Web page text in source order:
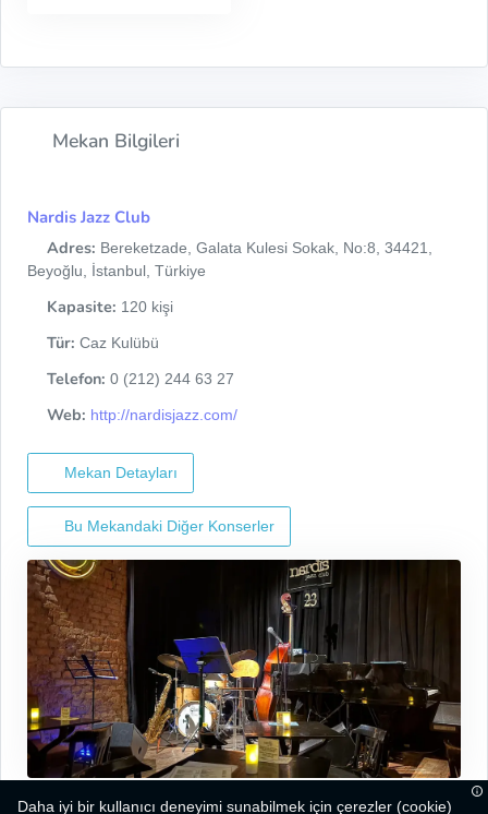
Mekan Bilgileri
Nardis Jazz Club
Adres: Bereketzade, Galata Kulesi Sokak, No:8, 34421,
Beyoğlu, İstanbul, Türkiye
Kapasite: 120 kişi
Tür: Caz Kulübü
Telefon: 0 (212) 244 63 27
Web: http://nardisjazz.com/
Mekan Detayları
Bu Mekandaki Diğer Konserler
Daha iyi bir kullanıcı deneyimi sunabilmek için çerezler (cookie)